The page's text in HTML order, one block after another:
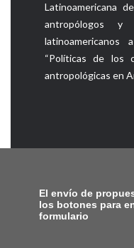
Latinoamericana
antropólogos y
“Políticas de los
antropológicas en
El envío de
los botones para
formulario